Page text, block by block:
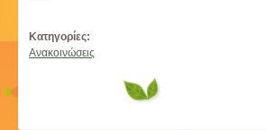
Κατηγορίες:
Ανακοινώσεις